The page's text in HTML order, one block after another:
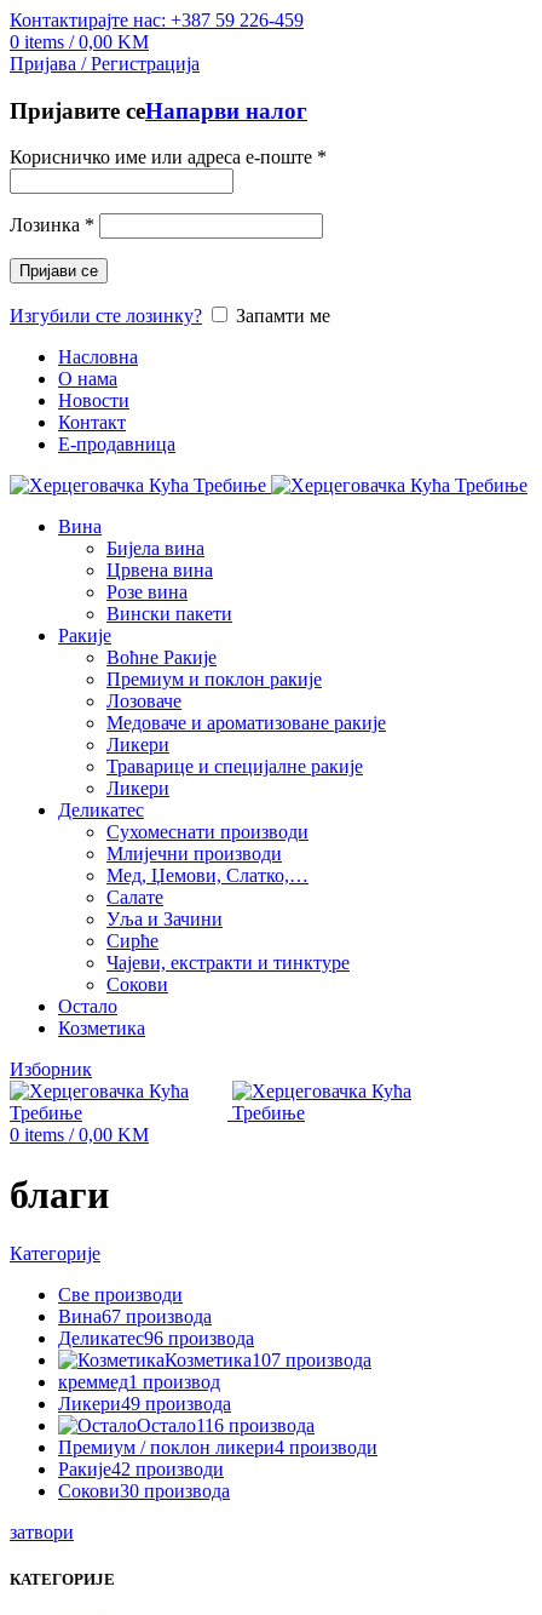
Контактирајте нас: +387 59 226-459
0 items / 0,00 KM
Пријава / Регистрација
Пријавите сеНапарви налог
Корисничко име или адреса е-поште *
Лозинка *
Пријави се
Изгубили сте лозинку?
Запамти ме
Насловна
О нама
Новости
Контакт
E-продавница
Вина
Бијела вина
Црвена вина
Розе вина
Вински пакети
Ракије
Воћне Ракије
Премиум и поклон ракије
Лозоваче
Медоваче и ароматизоване ракије
Ликери
Траварице и специјалне ракије
Ликери
Деликатес
Сухомеснати производи
Млијечни производи
Мед, Џемови, Слатко,…
Салате
Уља и Зачини
Сирће
Чајеви, екстракти и тинктуре
Сокови
Остало
Козметика
Изборник
0 items / 0,00 KM
благи
Категорије
Све производи
Вина67 производа
Деликатес96 производа
Козметика107 производа
креммед1 производ
Ликери49 производа
Остало116 производа
Премиум / поклон ликери4 производи
Ракије42 производи
Сокови30 производа
затвори
КАТЕГОРИЈЕ